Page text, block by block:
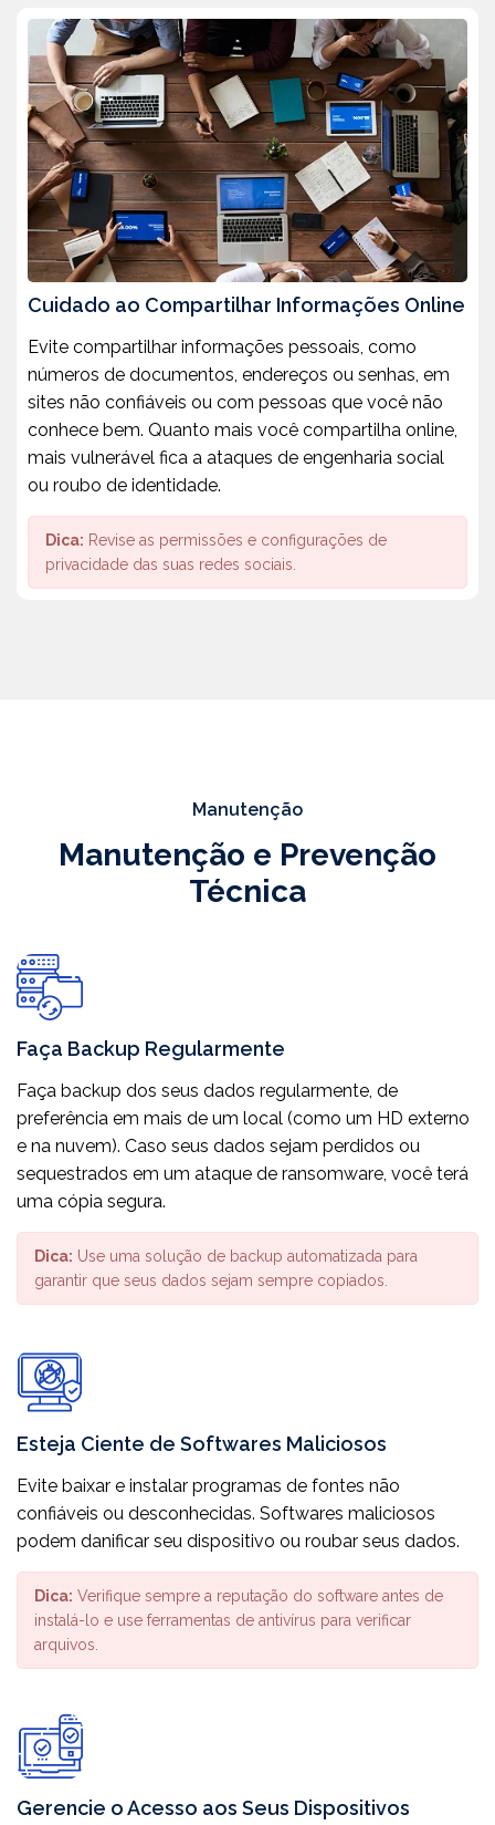
Cuidado ao Compartilhar Informações Online
Evite compartilhar informações pessoais, como
números de documentos, endereços ou senhas, em
sites não confiáveis ou com pessoas que você não
conhece bem. Quanto mais você compartilha online,
mais vulnerável fica a ataques de engenharia social
ou roubo de identidade.
Dica: Revise as permissões e configurações de
privacidade das suas redes sociais.
Manutenção
Manutenção e Prevenção
Técnica
Faça Backup Regularmente
Faça backup dos seus dados regularmente, de
preferência em mais de um local (como um HD externo
e na nuvem). Caso seus dados sejam perdidos ou
sequestrados em um ataque de ransomware, você terá
uma cópia segura.
Dica: Use uma solução de backup automatizada para
garantir que seus dados sejam sempre copiados.
Esteja Ciente de Softwares Maliciosos
Evite baixar e instalar programas de fontes não
confiáveis ou desconhecidas. Softwares maliciosos
podem danificar seu dispositivo ou roubar seus dados.
Dica: Verifique sempre a reputação do software antes de
instalá-lo e use ferramentas de antivírus para verificar
arquivos.
Gerencie o Acesso aos Seus Dispositivos